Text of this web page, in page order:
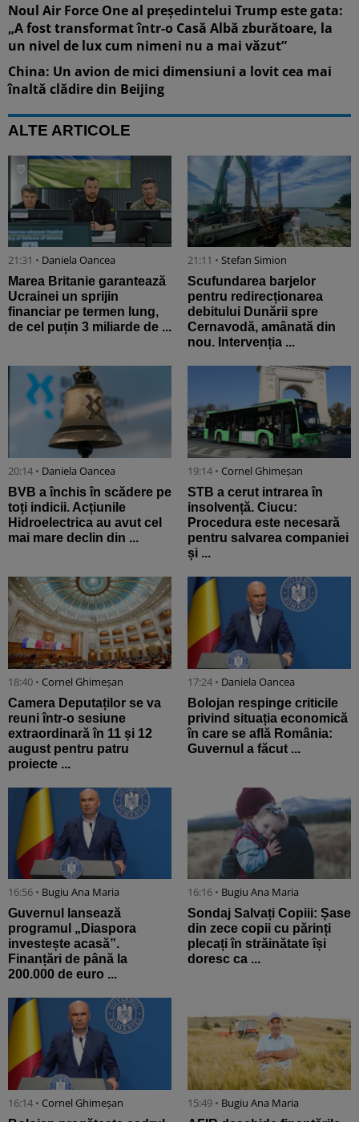
Noul Air Force One al președintelui Trump este gata:
„A fost transformat într-o Casă Albă zburătoare, la
un nivel de lux cum nimeni nu a mai văzut”
China: Un avion de mici dimensiuni a lovit cea mai
înaltă clădire din Beijing
ALTE ARTICOLE
21:31 • Daniela Oancea
Marea Britanie garantează
Ucrainei un sprijin
financiar pe termen lung,
de cel puțin 3 miliarde de ...
21:11 • Stefan Simion
Scufundarea barjelor
pentru redirecționarea
debitului Dunării spre
Cernavodă, amânată din
nou. Intervenția ...
20:14 • Daniela Oancea
BVB a închis în scădere pe
toți indicii. Acțiunile
Hidroelectrica au avut cel
mai mare declin din ...
19:14 • Cornel Ghimeșan
STB a cerut intrarea în
insolvență. Ciucu:
Procedura este necesară
pentru salvarea companiei
și ...
18:40 • Cornel Ghimeșan
Camera Deputaților se va
reuni într-o sesiune
extraordinară în 11 și 12
august pentru patru
proiecte ...
17:24 • Daniela Oancea
Bolojan respinge criticile
privind situația economică
în care se află România:
Guvernul a făcut ...
16:56 • Bugiu ⁠Ana Maria
Guvernul lansează
programul „Diaspora
investește acasă”.
Finanțări de până la
200.000 de euro ...
16:16 • Bugiu ⁠Ana Maria
Sondaj Salvați Copiii: Șase
din zece copii cu părinți
plecați în străinătate își
doresc ca ...
16:14 • Cornel Ghimeșan 15:49 • Bugiu ⁠Ana Maria